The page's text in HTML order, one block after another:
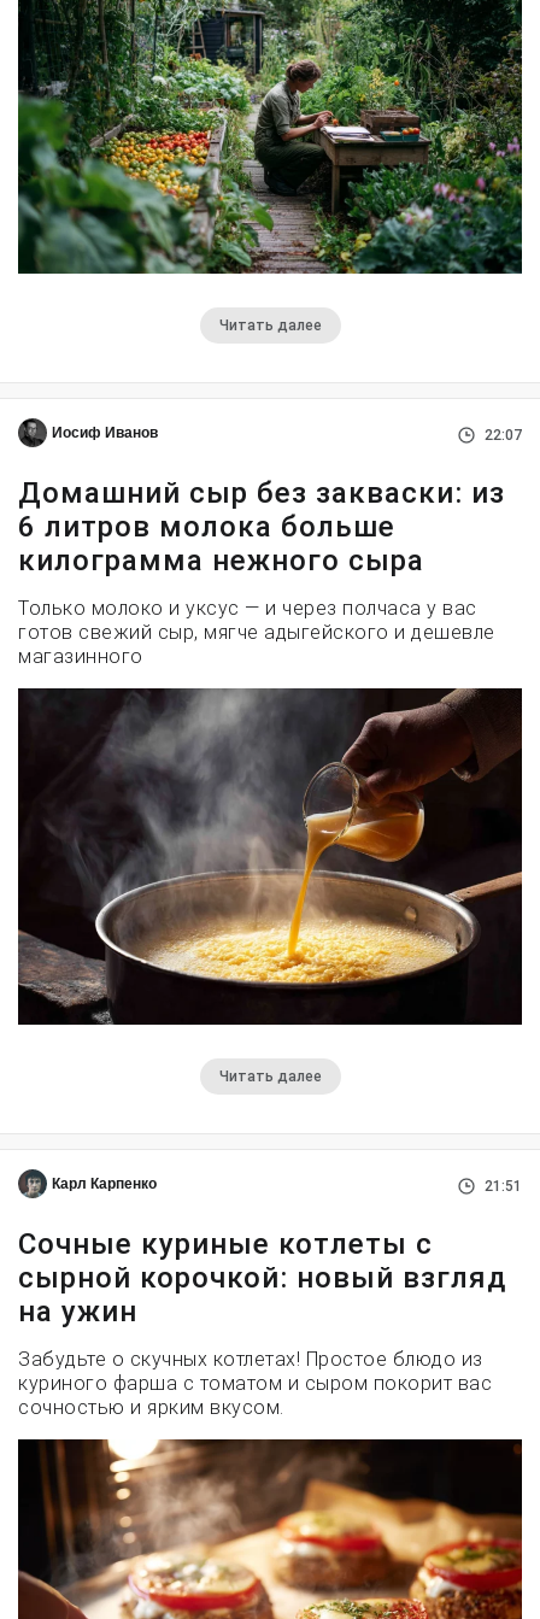
Читать далее
Иосиф Иванов 22:07
Домашний сыр без закваски: из
6 литров молока больше
килограмма нежного сыра
Только молоко и уксус — и через полчаса у вас
готов свежий сыр, мягче адыгейского и дешевле
магазинного
Читать далее
Карл Карпенко 21:51
Сочные куриные котлеты с
сырной корочкой: новый взгляд
на ужин
Забудьте о скучных котлетах! Простое блюдо из
куриного фарша с томатом и сыром покорит вас
сочностью и ярким вкусом.